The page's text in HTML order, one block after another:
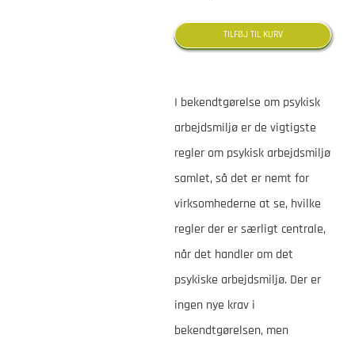
om
psykisk
antal
TILFØJ TIL KURV
I bekendtgørelse om psykisk
arbejdsmiljø er de vigtigste
regler om psykisk arbejdsmiljø
samlet, så det er nemt for
virksomhederne at se, hvilke
regler der er særligt centrale,
når det handler om det
psykiske arbejdsmiljø. Der er
ingen nye krav i
bekendtgørelsen, men